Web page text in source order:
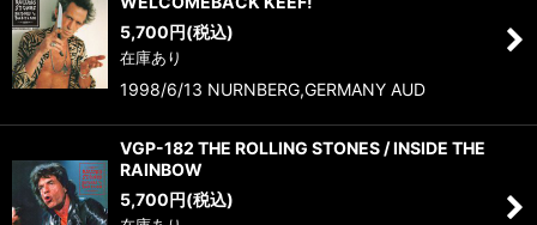
5,700円(税込)
在庫あり
1998/6/13 NURNBERG,GERMANY AUD
VGP-182 THE ROLLING STONES / INSIDE THE
RAINBOW
5,700円(税込)